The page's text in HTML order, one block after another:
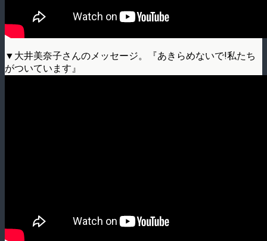
▼大井美奈子さんのメッセージ。『あきらめないで!私たち
がついています』